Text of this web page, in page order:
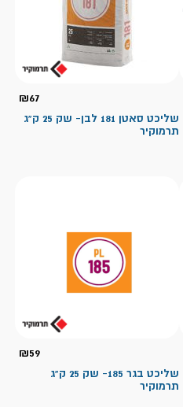
₪67
שליכט סאטן 181 לבן- שק 25 ק"ג
תרמוקיר
₪59
שליכט בגר 185- שק 25 ק"ג
תרמוקיר